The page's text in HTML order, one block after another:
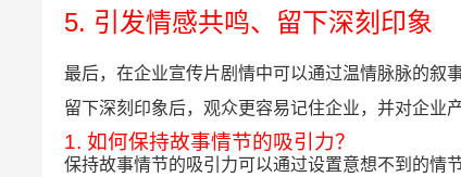
5. 引发情感共鸣、留下深刻印象
最后，在企业宣传片剧情中可以通过温情脉脉的叙
留下深刻印象后，观众更容易记住企业，并对企业
1. 如何保持故事情节的吸引力？
保持故事情节的吸引力可以通过设置意想不到的情